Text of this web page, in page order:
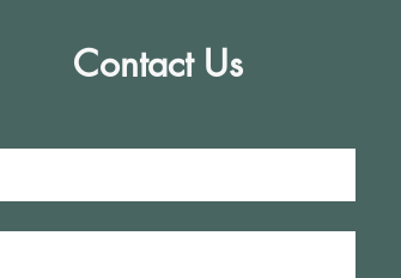
Contact Us